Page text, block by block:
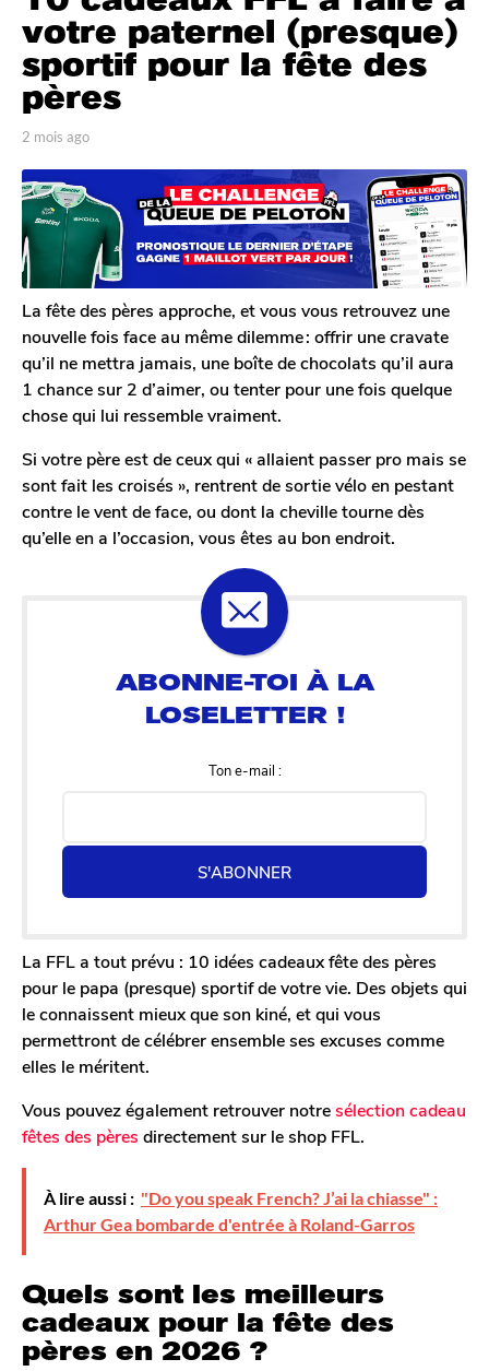
s
a
2
m
o
i
s
a
g
o
votre paternel (presque)
sportif pour la fête des
pères
p
r
A
n
t
o
i
n
T
2 mois ago
i
s
g
o
La fête des pères approche, et vous vous retrouvez une
nouvelle fois face au même dilemme : offrir une cravate
qu’il ne mettra jamais, une boîte de chocolats qu’il aura
1 chance sur 2 d’aimer, ou tenter pour une fois quelque
chose qui lui ressemble vraiment.
Si votre père est de ceux qui « allaient passer pro mais se
sont fait les croisés », rentrent de sortie vélo en pestant
contre le vent de face, ou dont la cheville tourne dès
qu’elle en a l’occasion, vous êtes au bon endroit.
Ton e-mail :
S'ABONNER
La FFL a tout prévu : 10 idées cadeaux fête des pères
pour le papa (presque) sportif de votre vie. Des objets qui
le connaissent mieux que son kiné, et qui vous
permettront de célébrer ensemble ses excuses comme
elles le méritent.
Vous pouvez également retrouver notresélection cadeau
fêtes des pères directement sur le shop FFL.
À lire aussi : "Do you speak French? J’ai la chiasse" :
Arthur Gea bombarde d'entrée à Roland-Garros
Quels sont les meilleurs
cadeaux pour la fête des
pères en 2026 ?